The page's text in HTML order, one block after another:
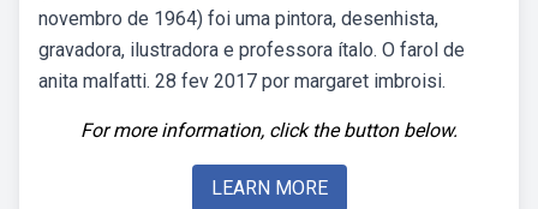
novembro de 1964) foi uma pintora, desenhista,
gravadora, ilustradora e professora ítalo. O farol de
anita malfatti. 28 fev 2017 por margaret imbroisi.
For more information, click the button below.
LEARN MORE